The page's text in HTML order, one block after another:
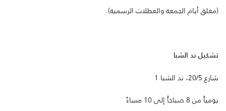
(مغلق أيام الجمعة والعطلات الرسمية).
تشكيل ند الشبا
شارع 20/5، ند الشبا 1
يومياً من 8 صباحاً إلى 10 مساءً